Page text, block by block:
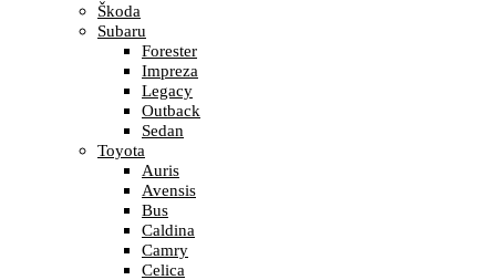
Škoda
Subaru
Forester
Impreza
Legacy
Outback
Sedan
Toyota
Auris
Avensis
Bus
Caldina
Camry
Celica